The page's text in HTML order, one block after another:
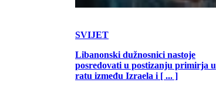
SVIJET
Libanonski dužnosnici nastoje
posredovati u postizanju primirja u
ratu između Izraela i [ ... ]